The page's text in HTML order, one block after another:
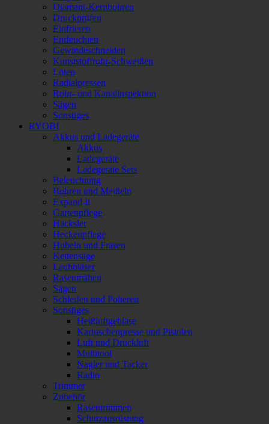
Diamant-Kernbohren
Druckprüfen
Einfrieren
Entfeuchten
Gewindeschneiden
Kunststoffrohr-Schweißen
Löten
Radialpressen
Rohr- und Kanalinspektion
Sägen
Sonstiges
RYOBI
Akkus und Ladegeräte
Akkus
Ladegeräte
Ladegeräte Sets
Beleuchtung
Bohren und Meißeln
Expand-it
Gartenpflege
Häcksler
Heckenpflege
Hobeln und Fräsen
Kettensäge
Laubbläser
Rasenmähen
Sägen
Schleifen und Polieren
Sonstiges
Heißluftgebläse
Kartuschenpresse und Pistolen
Luft und Druckluft
Multitool
Nagler und Tacker
Radio
Trimmer
Zubehör
Rasentrimmen
Schutzausrüstung